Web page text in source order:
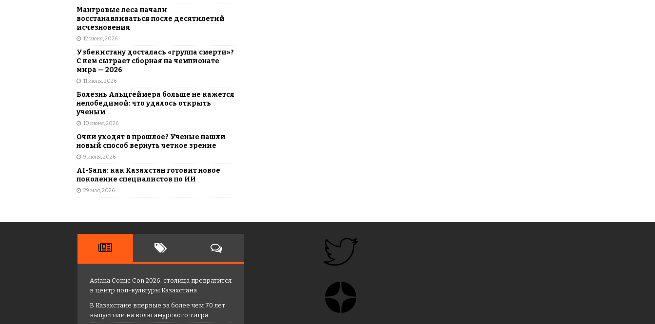
Мангровые леса начали
восстанавливаться после десятилетий
исчезновения
12 июня, 2026
Узбекистану досталась «группа смерти»?
С кем сыграет сборная на чемпионате
мира — 2026
11 июня, 2026
Болезнь Альцгеймера больше не кажется
непобедимой: что удалось открыть
ученым
10 июня, 2026
Очки уходят в прошлое? Ученые нашли
новый способ вернуть четкое зрение
9 июня, 2026
AI-Sana: как Казахстан готовит новое
поколение специалистов по ИИ
29 мая, 2026
Astana Comic Con 2026: столица превратится
в центр поп-культуры Казахстана
В Казахстане впервые за более чем 70 лет
выпустили на волю амурского тигра